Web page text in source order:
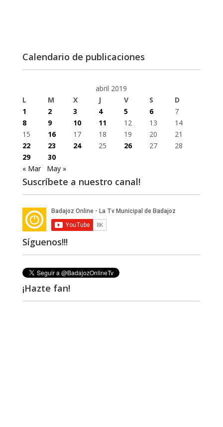
Calendario de publicaciones
abril 2019
L
M X J V S
D
1
2 3 4 5 6
7
8
9 10 11 12 13
14
15
16 17 18 19 20
21
22
23 24 25 26 27
28
29
30
« Mar
May »
Suscríbete a nuestro canal!
Síguenos!!!
¡Hazte fan!